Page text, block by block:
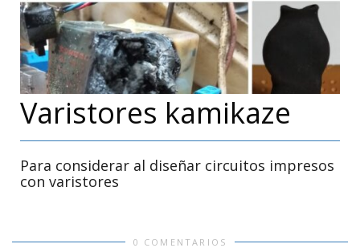
Varistores kamikaze
Para considerar al diseñar circuitos impresos
con varistores
0 COMENTARIOS